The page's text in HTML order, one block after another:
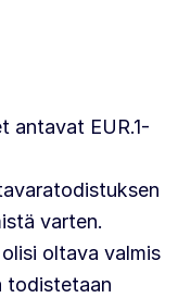
antavat EUR.1-
varten.
oltava valmis
todistetaan